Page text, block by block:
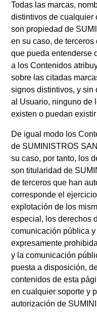
Todas las marcas,
distintivos de cualquier
son propiedad de
en su caso, de
que pueda entenderse
a los Contenidos
sobre las citadas
signos distintivos, y sin
al Usuario, ninguno de
existen o puedan
De igual modo los
de SUMINISTROS
su caso, por tanto, los
son titularidad de
de terceros que han
corresponde el
explotación de los
especial, los derechos
comunicación pública
expresamente
y la comunicación
puesta a disposición,
contenidos de esta
en cualquier soporte y
autorización de